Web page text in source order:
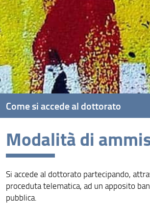
Modalità di
Si accede al dottorato partecipando,
proceduta telematica, ad un apposito
pubblica.
Come si accede al dottorato
Requisiti di ammissione
Modalità di ammissione
Bando per il XXXVI Ciclo